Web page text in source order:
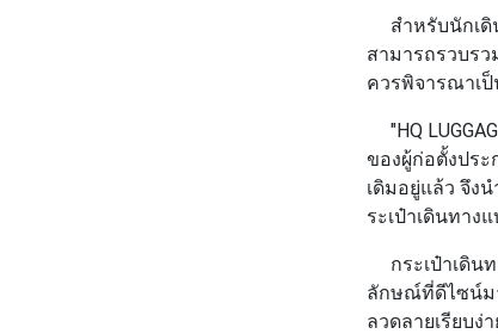
สำหรับนักเดิ
สามารถรวบรว
ควรพิจารณาเ
"HQ
ของผู้ก่อตั้งปร
เดิมอยู่แล้ว จึง
ระเป๋าเดินทา
กระเป๋าเดินท
ลักษณ์ที่ดีไซน์ม
ลวดลายเรียบง่